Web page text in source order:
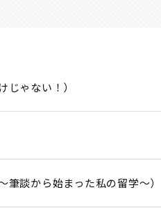
ゃない！）
談から始まった私の留学～）